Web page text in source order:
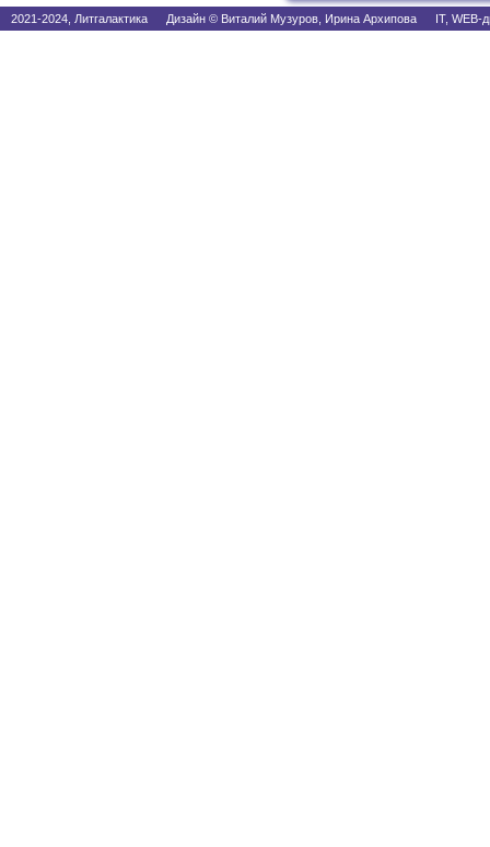
2021-2024, Литгалактика Дизайн © Виталий Музуров, Ирина Архипова IT, WEB-